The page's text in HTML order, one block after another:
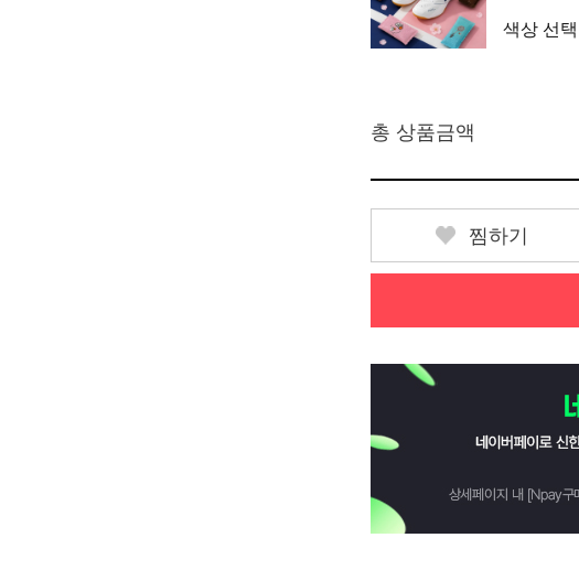
색상 선택
총 상품금액
찜하기